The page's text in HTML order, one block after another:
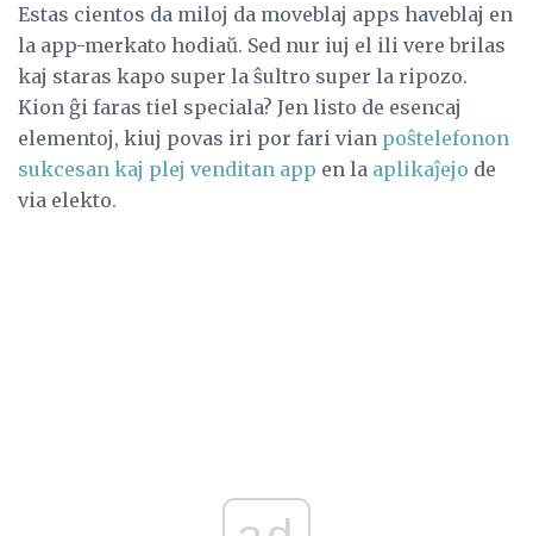
Estas cientos da miloj da moveblaj apps haveblaj en
la app-merkato hodiaŭ. Sed nur iuj el ili vere brilas
kaj staras kapo super la ŝultro super la ripozo.
Kion ĝi faras tiel speciala? Jen listo de esencaj
elementoj, kiuj povas iri por fari vian poŝtelefonon
sukcesan kaj plej venditan app en la aplikaĵejo de
via elekto.